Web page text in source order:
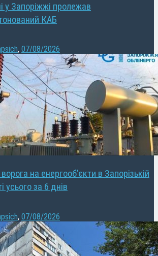
у Запоріжжі пролежав
КАБ
, 07/08/2026
на енергооб’єкти в Запорізькій
усього за 6 днів
, 07/08/2026